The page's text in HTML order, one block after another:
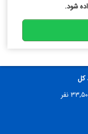
شود.
کل
نفر